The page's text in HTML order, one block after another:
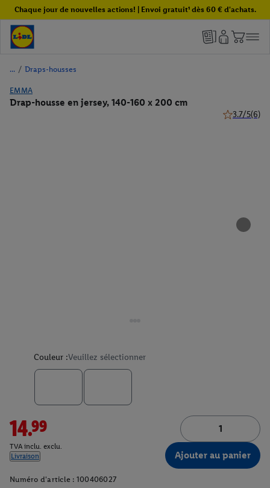
Chaque jour de nouvelles actions! | Envoi gratuit¹ dès 60 € d'achats.
/ Draps-housses
EMMA
Drap-housse en jersey, 140-160 x 200 cm
3.7/5(6)
Couleur :Veuillez sélectionner
14.99
TVA inclu. exclu.
Livraison
Ajouter au panier
Numéro d'article : 100406027